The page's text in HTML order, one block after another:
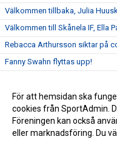
Välkommen tillbaka, Julia
Välkommen till Skånela IF, Ella
Rebacca Arthursson siktar på
Fanny Swahn flyttas upp!
Gruppindelning till ATG
Damerna kvar i Allsvenskan
För att hemsidan ska
cookies från SportAdmin.
Föreningen kan också
eller marknadsföring. Du